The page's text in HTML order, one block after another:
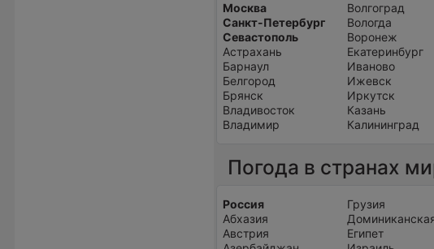
Москва
Санкт-Петербург
Севастополь
Астрахань
Барнаул
Белгород
Брянск
Владивосток
Владимир
Волгоград
Вологда
Воронеж
Екатеринбург
Иваново
Ижевск
Иркутск
Казань
Калининград
Погода в странах
Россия
Абхазия
Австрия
Грузия
Египет